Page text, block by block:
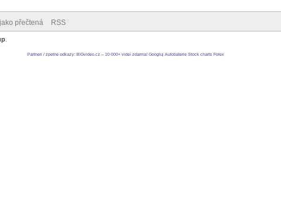
přečtená RSS
.
Partneri / zpetne odkazy: BIGvideo.cz – 10 000+ videí zdarma! Googluj Autobaterie Stock charts Forex